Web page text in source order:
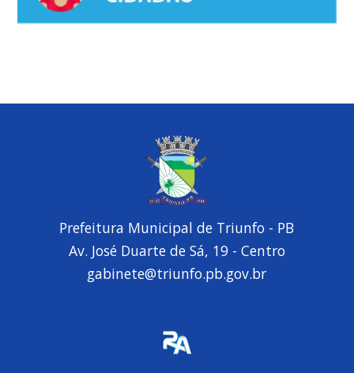
Prefeitura Municipal de Triunfo - PB
Av. José Duarte de Sá, 19 - Centro
gabinete@triunfo.pb.gov.br